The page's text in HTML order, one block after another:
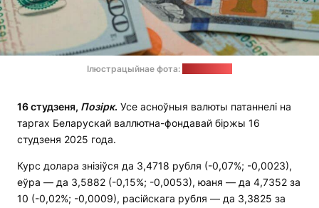
Ілюстрацыйнае фота:
16 студзеня, Позірк. Усе асноўныя валюты патаннелі на
таргах Беларускай валлютна-фондавай біржы 16
студзеня 2025 года.
Курс долара знізіўся да 3,4718 рубля (-0,07%; -0,0023),
еўра — да 3,5882 (-0,15%; -0,0053), юаня — да 4,7352 за
10 (-0,02%; -0,0009), расійскага рубля — да 3,3825 за